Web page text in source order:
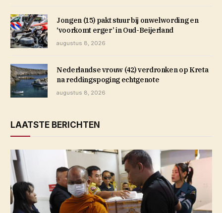
Jongen (15) pakt stuur bij onwelwording en
‘voorkomt erger’ in Oud-Beijerland
augustus 8, 2026
Nederlandse vrouw (42) verdronken op Kreta
na reddingspoging echtgenote
augustus 8, 2026
LAATSTE BERICHTEN